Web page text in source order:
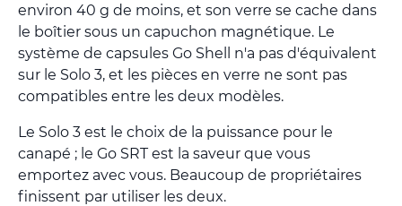
environ 40 g de moins, et son verre se cache dans
le boîtier sous un capuchon magnétique. Le
système de capsules Go Shell n'a pas d'équivalent
sur le Solo 3, et les pièces en verre ne sont pas
compatibles entre les deux modèles.
Le Solo 3 est le choix de la puissance pour le
canapé ; le Go SRT est la saveur que vous
emportez avec vous. Beaucoup de propriétaires
finissent par utiliser les deux.